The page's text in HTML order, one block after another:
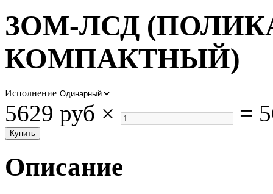
ЗОМ-ЛСД
КОМПАКТНЫЙ)
Исполнение
5629 руб × =
Описание